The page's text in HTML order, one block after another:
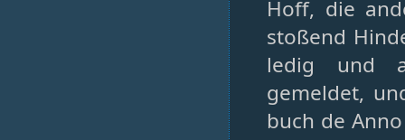
Hoff, die
stoßend
ledig und
gemeldet,
buch de